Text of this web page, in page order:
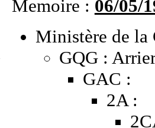
Memoire : 06/05/
Ministère de la
GQG :
GAC :
2A :